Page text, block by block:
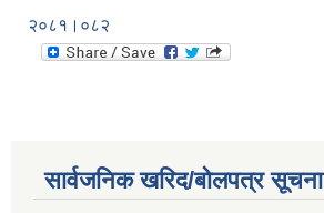
२०८१।०८२
सार्वजनिक खरिद/बोलपत्र सूचना